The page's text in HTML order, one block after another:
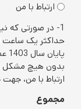
ارتباط با من
ارتباط با من،
مجموع